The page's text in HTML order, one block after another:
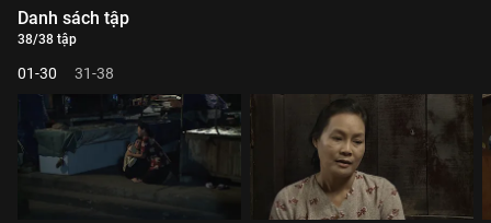
Danh sách tập
38/38 tập
01-30 31-38